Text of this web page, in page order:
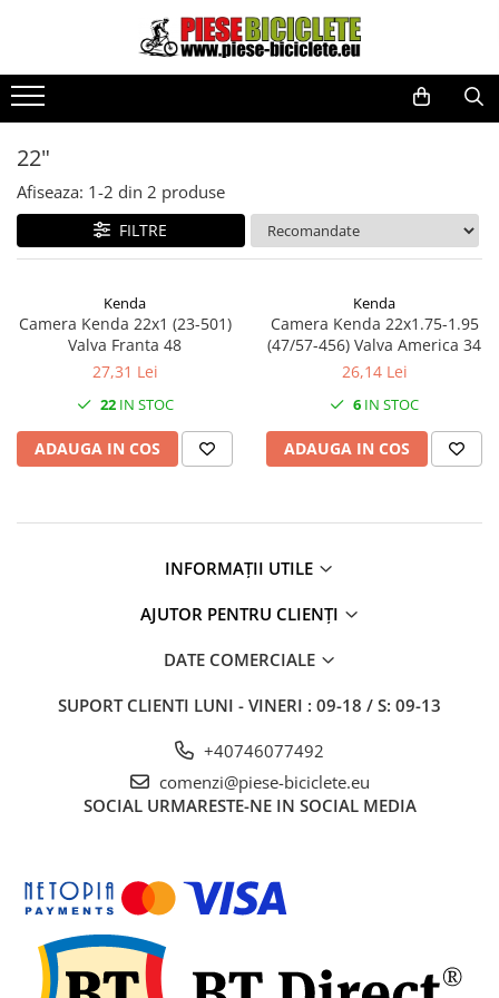
Toate Produsele
Biciclete
Biciclete fara pedale
City
Copii
Cursiere
Pliabile
Triciclete
Vehicule Electrice
Piese vehicule electrice
Anvelope biciclete/scuter electrice
Camere biciclete electrice
Diverse piese
Far trotineta
Menete trotinete
22"
Afiseaza: 1-2 din 2 produse
FILTRE
Kenda
Camera Kenda 22x1 (23-501)
Valva Franta 48
27,31 Lei
22IN STOC
ADAUGA IN COS
Kenda
Camera Kenda 22x1.75-1.95
(47/57-456) Valva America 34
26,14 Lei
6 IN STOC
ADAUGA IN COS
INFORMAȚII UTILE
AJUTOR PENTRU CLIENȚI
DATE COMERCIALE
SUPORT CLIENTI LUNI - VINERI : 09-18 / S: 09-13
+40746077492
comenzi@piese-biciclete.eu
SOCIAL URMARESTE-NE IN SOCIAL MEDIA